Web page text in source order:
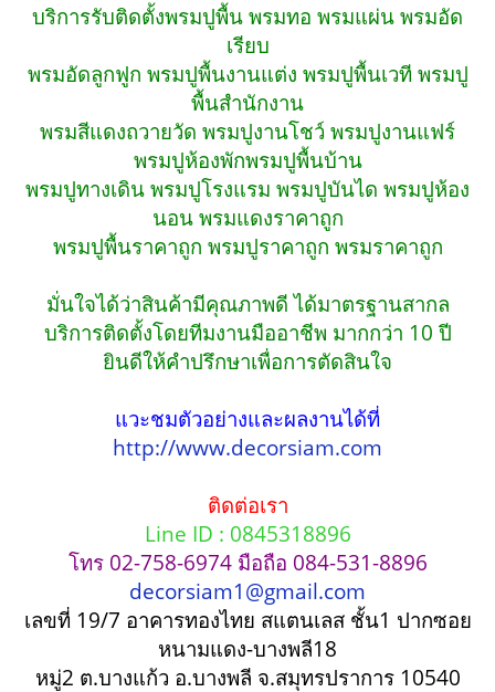
บริการรับติดตั้งพรมปูพื้น พรมทอ พรมแผ่น พรมอัด
เรียบ
พรมอัดลูกฟูก พรมปูพื้นงานแต่ง พรมปูพื้นเวที พรมปู
พื้นสำนักงาน
พรมสีแดงถวายวัด พรมปูงานโชว์ พรมปูงานแฟร์
พรมปูห้องพักพรมปูพื้นบ้าน
พรมปูทางเดิน พรมปูโรงแรม พรมปูบันได พรมปูห้อง
นอน พรมแดงราคาถูก
พรมปูพื้นราคาถูก พรมปูราคาถูก พรมราคาถูก
มั่นใจได้ว่าสินค้ามีคุณภาพดี ได้มาตรฐานสากล
บริการติดตั้งโดยทีมงานมืออาชีพ มากกว่า 10 ปี
ยินดีให้คำปรึกษาเพื่อการตัดสินใจ
แวะชมตัวอย่างและผลงานได้ที่
http://www.decorsiam.com
ติดต่อเรา
Line ID : 0845318896
โทร 02-758-6974 มือถือ 084-531-8896
decorsiam1@gmail.com
เลขที่ 19/7 อาคารทองไทย สแตนเลส ชั้น1 ปากซอย
หนามแดง-บางพลี18
หมู่2 ต.บางแก้ว อ.บางพลี จ.สมุทรปราการ 10540